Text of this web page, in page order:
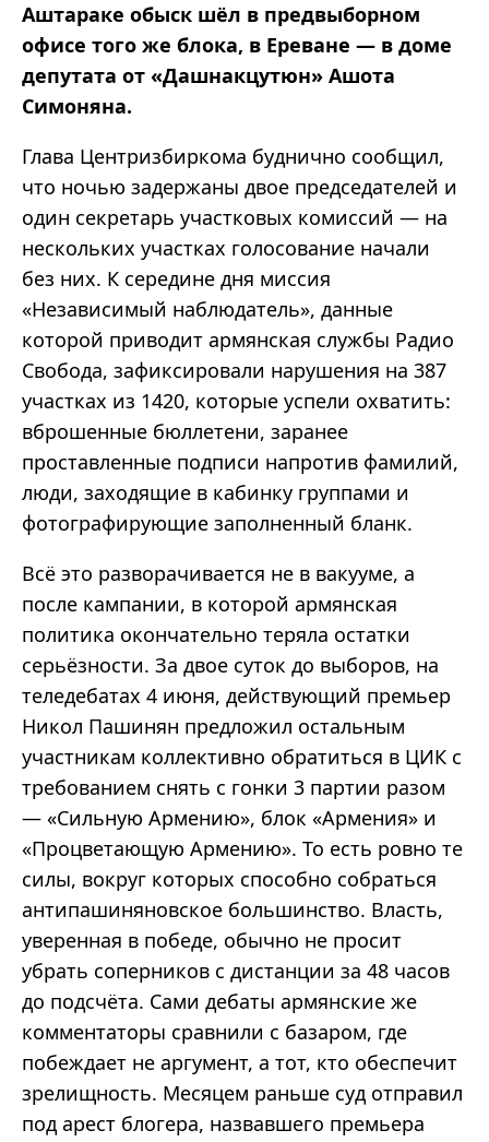
Аштараке обыск шёл в предвыборном
офисе того же блока, в Ереване — в доме
депутата от «Дашнакцутюн» Ашота
Симоняна.
Глава Центризбиркома буднично сообщил,
что ночью задержаны двое председателей и
один секретарь участковых комиссий — на
нескольких участках голосование начали
без них. К середине дня миссия
«Независимый наблюдатель», данные
которой приводит армянская службы Радио
Свобода, зафиксировали нарушения на 387
участках из 1420, которые успели охватить:
вброшенные бюллетени, заранее
проставленные подписи напротив фамилий,
люди, заходящие в кабинку группами и
фотографирующие заполненный бланк.
Всё это разворачивается не в вакууме, а
после кампании, в которой армянская
политика окончательно теряла остатки
серьёзности. За двое суток до выборов, на
теледебатах 4 июня, действующий премьер
Никол Пашинян предложил остальным
участникам коллективно обратиться в ЦИК с
требованием снять с гонки 3 партии разом
— «Сильную Армению», блок «Армения» и
«Процветающую Армению». То есть ровно те
силы, вокруг которых способно собраться
антипашиняновское большинство. Власть,
уверенная в победе, обычно не просит
убрать соперников с дистанции за 48 часов
до подсчёта. Сами дебаты армянские же
комментаторы сравнили с базаром, где
побеждает не аргумент, а тот, кто обеспечит
зрелищность. Месяцем раньше суд отправил
под арест блогера, назвавшего премьера